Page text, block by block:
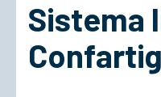
ACCEDI
Sistema